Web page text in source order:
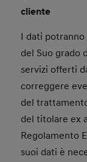
cliente
I dati
del Suo grado
servizi offerti
correggere
del
del titolare ex
Regolamento
suoi dati è